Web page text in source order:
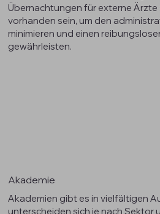
Akademie
Akademien gibt es in vielfältigen
unterscheiden sich je nach Sektor
Übernachtungen für externe
vorhanden sein, um den
minimieren und einen
gewährleisten.